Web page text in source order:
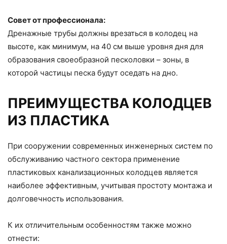
Совет от профессионала:
Дренажные трубы должны врезаться в колодец на
высоте, как минимум, на 40 см выше уровня дня для
образования своеобразной песколовки – зоны, в
которой частицы песка будут оседать на дно.
ПРЕИМУЩЕСТВА КОЛОДЦЕВ
ИЗ ПЛАСТИКА
При сооружении современных инженерных систем по
обслуживанию частного сектора применение
пластиковых канализационных колодцев является
наиболее эффективным, учитывая простоту монтажа и
долговечность использования.
К их отличительным особенностям также можно
отнести: